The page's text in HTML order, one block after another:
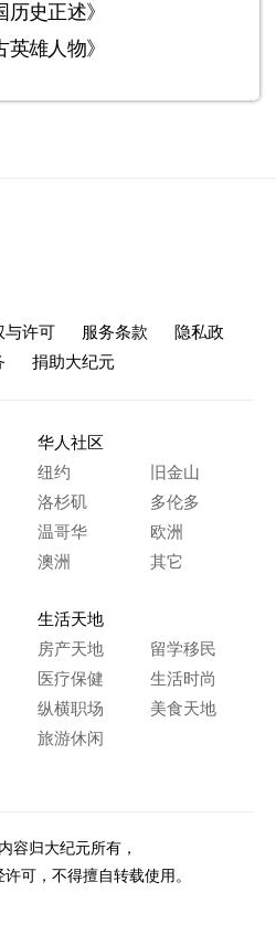
历史正述》
英雄人物》
与许可 服务条款
隐私政
捐助大纪元
华人社区
纽约
旧金山
洛杉矶
多伦多
温哥华
欧洲
澳洲
其它
生活天地
房产天地
留学移民
医疗保健
生活时尚
纵横职场
美食天地
旅游休闲
容归大纪元所有，
可，不得擅自转载使用。